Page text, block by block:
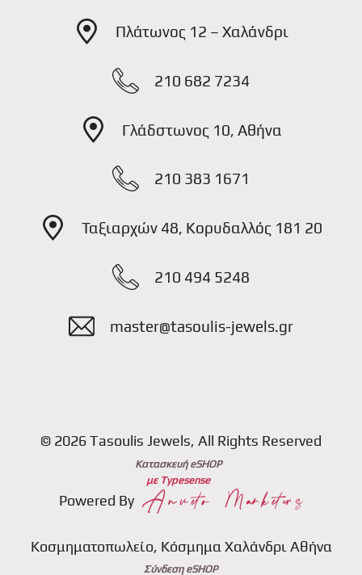
Πλάτωνος 12 – Χαλάνδρι
210 682 7234
Γλάδστωνος 10, Αθήνα
210 383 1671
Ταξιαρχών 48, Κορυδαλλός 181 20
210 494 5248
master@tasoulis-jewels.gr
© 2026 Tasoulis Jewels, All Rights Reserved
Κατασκευή eSHOP
με Typesense
Powered By
Κοσμηματοπωλείο, Κόσμημα Χαλάνδρι Αθήνα
Σύνδεση eSHOP